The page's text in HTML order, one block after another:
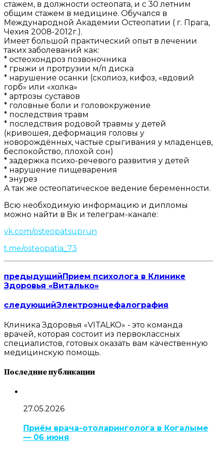
стажем, в должности остеопата, и с 30 летним
общим стажем в медицине. Обучался в
Международной Академии Остеопатии ( г. Прага,
Чехия 2008-2012г.).
Имеет большой практический опыт в лечении
таких заболеваний как:
* остеохондроз позвоночника
* грыжи и протрузии м/п диска
* нарушение осанки (сколиоз, кифоз, «вдовий
горб» или «холка»
* артрозы суставов
* головные боли и головокружение
* последствия травм
* последствия родовой травмы у детей
(кривошея, деформация головы у
новорождённых, частые срыгивания у младенцев,
беспокойство, плохой сон)
* задержка психо-речевого развития у детей
* нарушение пищеварения
* энурез
А так же остеопатическое ведение беременности.
Всю необходимую информацию и дипломы
можно найти в Вк и телеграм-канале:
vk.com/osteopatsuprun
t.me/osteopatia_73
предыдущийПрием психолога в Клинике
Здоровья «Виталько»
следующийЭлектроэнцефалография
Клиника Здоровья «VITALKO» - это команда
врачей, которая состоит из первоклассных
специалистов, готовых оказать вам качественную
медицинскую помощь.
Последние публикации
27.05.2026
Приём врача-отоларинголога в Когалыме
— 06 июня